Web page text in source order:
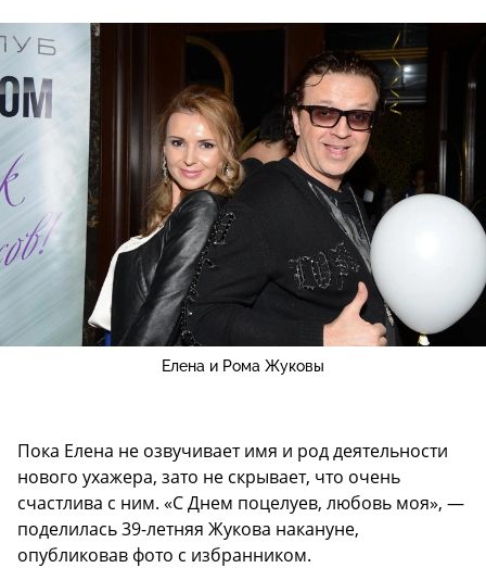
Елена и Рома Жуковы
Пока Елена не озвучивает имя и род деятельности
нового ухажера, зато не скрывает, что очень
счастлива с ним. «С Днем поцелуев, любовь моя», —
поделилась 39-летняя Жукова накануне,
опубликовав фото с избранником.